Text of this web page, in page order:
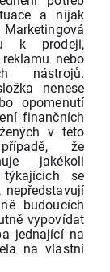
a nijak
k prodeji,
nebo
nástrojů.
nenese
opomenutí
finančních
v této
že
jakékoli
se
budoucích
vypovídat
jednající na
na vlastní